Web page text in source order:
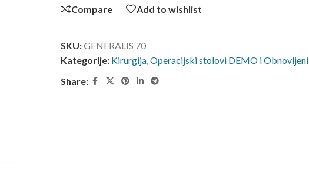
Compare Add to wishlist
SKU:GENERALIS 70
Kategorije: Kirurgija,Operacijski stolovi DEMO i Obnovljeni
Share: